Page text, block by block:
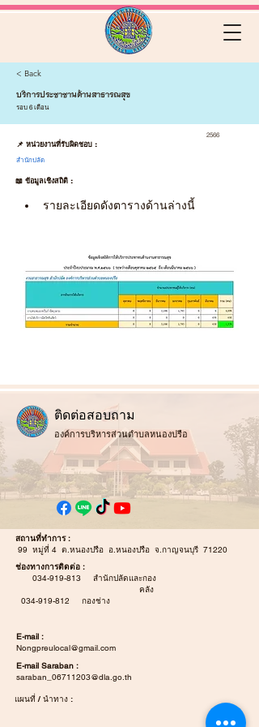
< Back
บริการประชาชานด้านสาธารณสุข
รอบ 6 เดือน
2566
📌 หน่วยงานที่รับผิดชอบ :
สำนักปลัด
📖 ข้อมูลเชิงสถิติ :
รายละเอียดดังตารางด้านล่างนี้
ติดต่อสอบถาม
องค์การบริหารส่วนตำบลหนองปรือ
สถานที่ทำการ :
99 หมู่ที่ 4 ต.หนองปรือ อ.หนองปรือ จ.กาญจนบุรี 71220
ช่องทางการติดต่อ :
034-919-813 สำนักปลัดและกอง
คลัง
034-919-812 กองช่าง
E-mail :
Nongpreulocal@gmail.com
E-mail Saraban :
saraban_06711203@dla.go.th
แผนที่ / นำทาง :